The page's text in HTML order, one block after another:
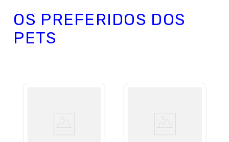
★★ ★★ ★
Seu nome
Endereço de email
OS PREFERIDOS DOS
PETS